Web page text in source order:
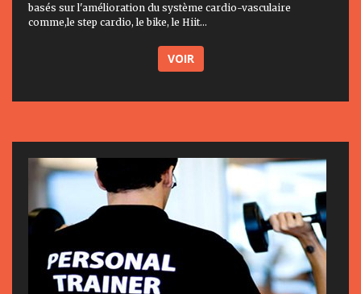
basés sur l'amélioration du système cardio-vasculaire
comme,le step cardio, le bike, le Hiit...
VOIR